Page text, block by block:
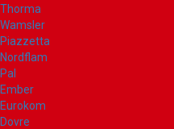
Thorma
Wamsler
Piazzetta
Nordflam
Pal
Ember
Eurokom
Dovre